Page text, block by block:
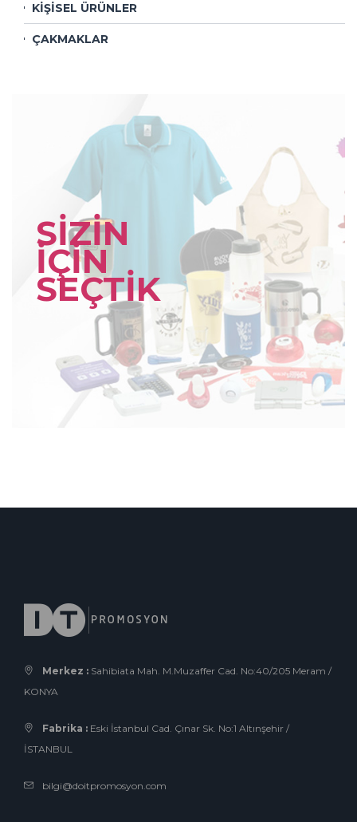
KİŞİSEL ÜRÜNLER
ÇAKMAKLAR
SİZİN
İÇİN
SEÇTİK
Merkez : Sahibiata Mah. M.Muzaffer Cad. No:40/205 Meram /
KONYA
Fabrika : Eski İstanbul Cad. Çınar Sk. No:1 Altınşehir /
İSTANBUL
bilgi@doitpromosyon.com